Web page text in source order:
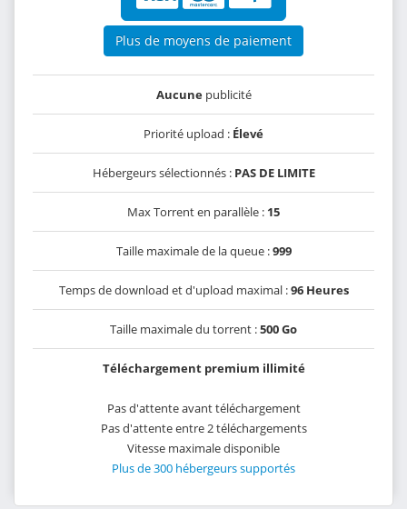
Plus de moyens de paiement
Aucunepublicité
Priorité upload : Élevé
Hébergeurs sélectionnés : PAS DE LIMITE
Max Torrent en parallèle : 15
Taille maximale de la queue :999
Temps de download et d'upload maximal :96 Heures
Taille maximale du torrent :500 Go
Téléchargement premium illimité
Pas d'attente avant téléchargement
Pas d'attente entre 2 téléchargements
Vitesse maximale disponible
Plus de 300 hébergeurs supportés